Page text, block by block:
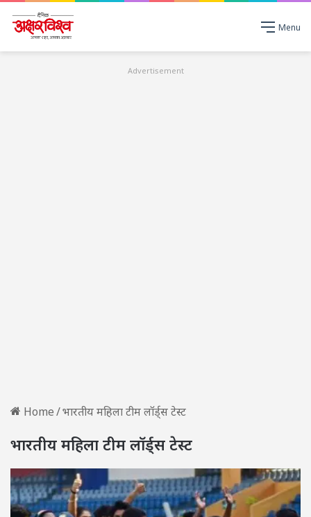
Menu
Advertisement
Home/भारतीय महिला टीम लॉर्ड्स टेस्ट
भारतीय महिला टीम लॉर्ड्स टेस्ट